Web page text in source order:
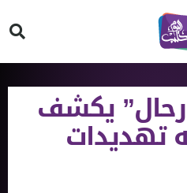
رحال” يكشف
تهديدات